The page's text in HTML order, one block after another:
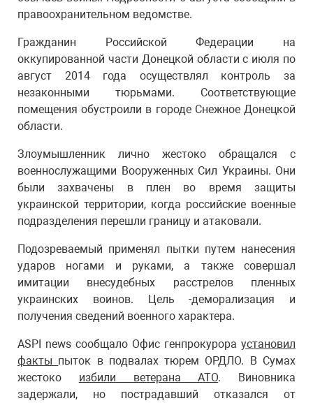
правоохранительном ведомстве.
Гражданин Российской Федерации на
оккупированной части Донецкой области с июля по
август 2014 года осуществлял контроль за
незаконными тюрьмами. Соответствующие
помещения обустроили в городе Снежное Донецкой
области.
Злоумышленник лично жестоко обращался с
военнослужащими Вооруженных Сил Украины. Они
были захвачены в плен во время защиты
украинской территории, когда российские военные
подразделения перешли границу и атаковали.
Подозреваемый применял пытки путем нанесения
ударов ногами и руками, а также совершал
имитации внесудебных расстрелов пленных
украинских воинов. Цель -деморализация и
получения сведений военного характера.
ASPI news сообщало Офис генпрокурора установил
факты пыток в подвалах тюрем ОРДЛО. В Сумах
жестоко избили ветерана АТО. Виновника
задержали, но пострадавший отказался от